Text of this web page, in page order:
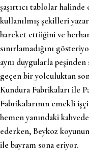
şaşırtıcı tablolar
kullanılmış şekilleri
hareket ettiiğini ve
sınırlamadığını
aynı duygularla
geçen bir yolculuktan
Kundura Fabrikaları ile
Fabrikalarının emekli
hemen yanındaki
ederken, Beykoz
ile bayram sona eriyor.